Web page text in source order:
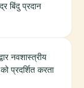
बिंदु प्रदान
नवशास्त्रीय
प्रदर्शित करता